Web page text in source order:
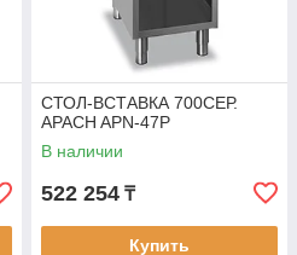
СТОЛ-ВСТАВКА 700СЕР.
APACH APN-47P
В наличии
522 254 ₸
Купить